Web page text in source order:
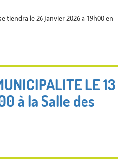
tiendra le 26 janvier 2026 à 19h00 en
LE 13
à la Salle des